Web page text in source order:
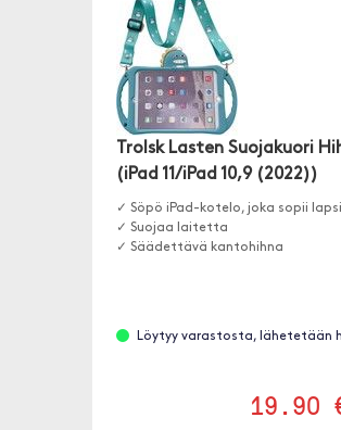
Trolsk Lasten Suojakuori
(iPad 11/iPad 10,9 (2022))
✓ Söpö iPad-kotelo, joka sopii
✓ Suojaa laitetta
✓ Säädettävä kantohihna
Löytyy varastosta, lähetetään
19.90